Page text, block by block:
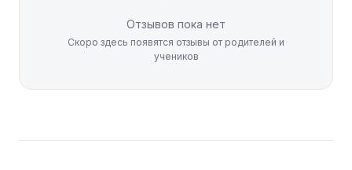
Отзывов пока нет
Скоро здесь появятся отзывы от родителей и
учеников